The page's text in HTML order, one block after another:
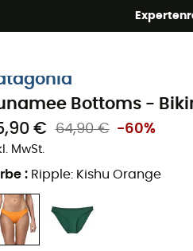
Bottoms -
€
64,90 € -60%
MwSt.
: Ripple: Kishu Orange